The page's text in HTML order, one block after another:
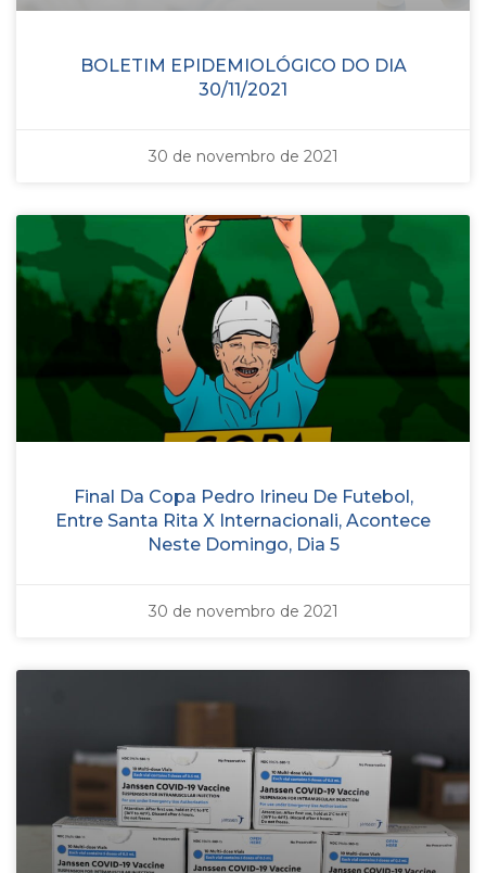
BOLETIM EPIDEMIOLÓGICO DO DIA
30/11/2021
30 de novembro de 2021
Final Da Copa Pedro Irineu De Futebol,
Entre Santa Rita X Internacionali, Acontece
Neste Domingo, Dia 5
30 de novembro de 2021